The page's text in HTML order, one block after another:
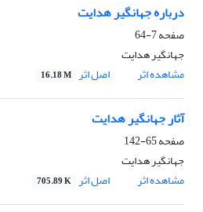
درباره جهانگیر هدایت
صفحه7-64
جهانگیر هدایت
مشاهده اثر
اصل اثر 16.18 M
آثار جهانگیر هدایت
صفحه65-142
جهانگیر هدایت
مشاهده اثر
اصل اثر 705.89 K